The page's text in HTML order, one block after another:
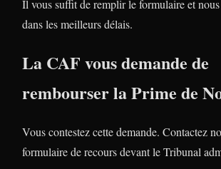
Il vous suffit de remplir le formulaire et
dans les meilleurs délais.
La CAF vous demande de
rembourser la Prime de
Vous contestez cette demande. Contactez
formulaire de recours devant le Tribunal